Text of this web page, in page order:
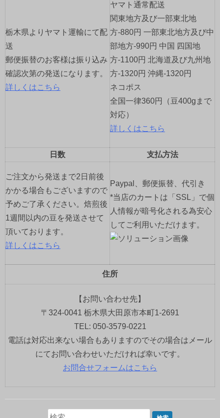
ョ
ン
栃木県よりヤマト運輸にて配
送
郵便振替のお客様は振り込み
確認次第の発送になります。
詳しくはこちら
ヤマト通常配送
関東地方及び一部東北地
方-880円 一部東北地方及び中
部地方-990円 中国 四国地
方-1100円 北海道及び九州地
方-1320円 沖縄-1320円
ネコポス
全国一律360円（豆400gまで
対応）
詳しくはこちら
日数 支払方法
ご注文から発送まで2日前後
かかる場合もございますので
予めご了承ください。焙煎後
1週間以内の豆を発送させて
頂いております。
詳しくはこちら
Paypal、郵便振替、代引き
*当店のカートは「SSL」で個
人情報が暗号化される為安心
してご利用いただけます。
住所
【お問い合わせ先】
〒324-0041 栃木県大田原市本町1-2691
TEL: 050-3579-0221
電話は対応出来ない場合もありますのでその場合はメール
にてお問い合わせいただければ幸いです。
お問合せフォームはこちら